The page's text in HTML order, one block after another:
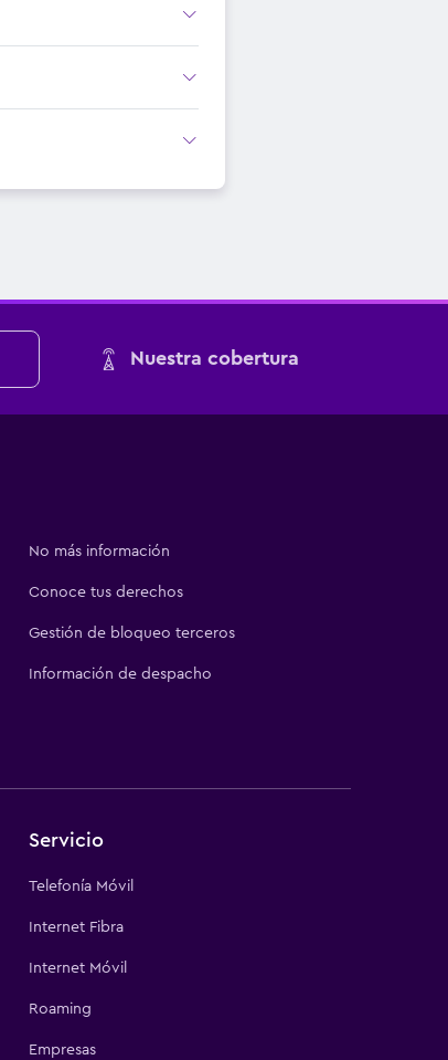
Nuestra cobertura
No más información
Conoce tus derechos
Gestión de bloqueo terceros
Información de despacho
Servicio
Telefonía Móvil
Internet Fibra
Internet Móvil
Roaming
Empresas